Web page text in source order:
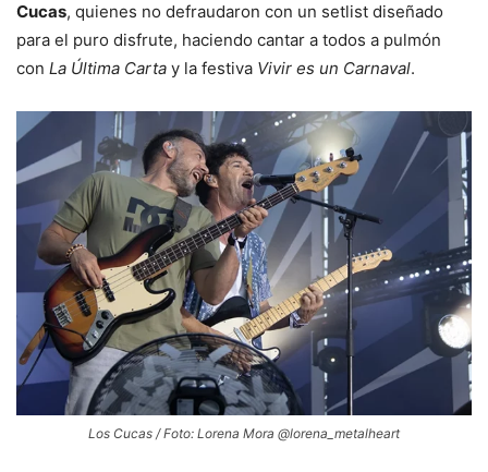
Cucas, quienes no defraudaron con un setlist diseñado
para el puro disfrute, haciendo cantar a todos a pulmón
con La Última Carta y la festiva Vivir es un Carnaval.
Los Cucas / Foto: Lorena Mora @lorena_metalheart